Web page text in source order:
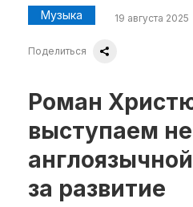
Legal review
События
IP Stories
Квиз
О нас
Календарь
Музыка 19 августа 2025
Поделиться
Роман
выступаем не
за развитие